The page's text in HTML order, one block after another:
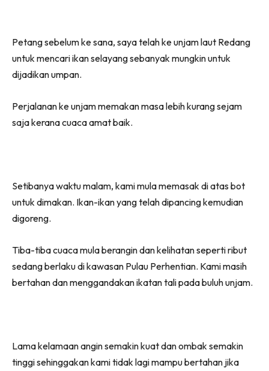
Petang sebelum ke sana, saya telah ke unjam laut Redang
untuk mencari ikan selayang sebanyak mungkin untuk
dijadikan umpan.
Perjalanan ke unjam memakan masa lebih kurang sejam
saja kerana cuaca amat baik.
Setibanya waktu malam, kami mula memasak di atas bot
untuk dimakan. Ikan-ikan yang telah dipancing kemudian
digoreng.
Tiba-tiba cuaca mula berangin dan kelihatan seperti ribut
sedang berlaku di kawasan Pulau Perhentian. Kami masih
bertahan dan menggandakan ikatan tali pada buluh unjam.
Lama kelamaan angin semakin kuat dan ombak semakin
tinggi sehinggakan kami tidak lagi mampu bertahan jika